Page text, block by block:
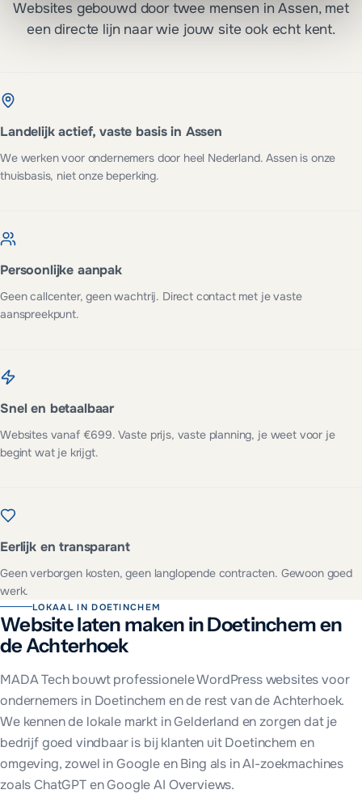
Websites gebouwd door twee mensen in Assen, met
een directe lijn naar wie jouw site ook echt kent.
Landelijk actief, vaste basis in Assen
We werken voor ondernemers door heel Nederland. Assen is onze
thuisbasis, niet onze beperking.
Persoonlijke aanpak
Geen callcenter, geen wachtrij. Direct contact met je vaste
aanspreekpunt.
Snel en betaalbaar
Websites vanaf €699. Vaste prijs, vaste planning, je weet voor je
begint wat je krijgt.
Eerlijk en transparant
Geen verborgen kosten, geen langlopende contracten. Gewoon goed
werk.
LOKAAL INDOETINCHEM
Website laten maken inDoetinchemen
de Achterhoek
MADA Tech bouwt professionele WordPress websites voor
ondernemers in Doetinchem en de rest vande Achterhoek.
We kennen de lokale markt inGelderland en zorgen dat je
bedrijf goed vindbaar is bij klanten uitDoetinchem en
omgeving, zowel in Google en Bing als in AI-zoekmachines
zoals ChatGPT en Google AI Overviews.